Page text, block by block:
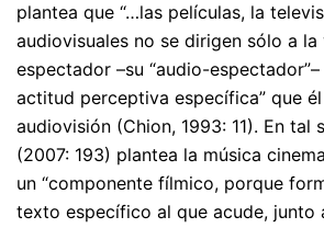
plantea que “…las películas, la
audiovisuales no se dirigen sólo a la
espectador –su “audio-
actitud perceptiva específica” que
audiovisión (Chion, 1993: 11). En tal
(2007: 193) plantea la música
un “componente fílmico, porque
texto específico al que acude, junto